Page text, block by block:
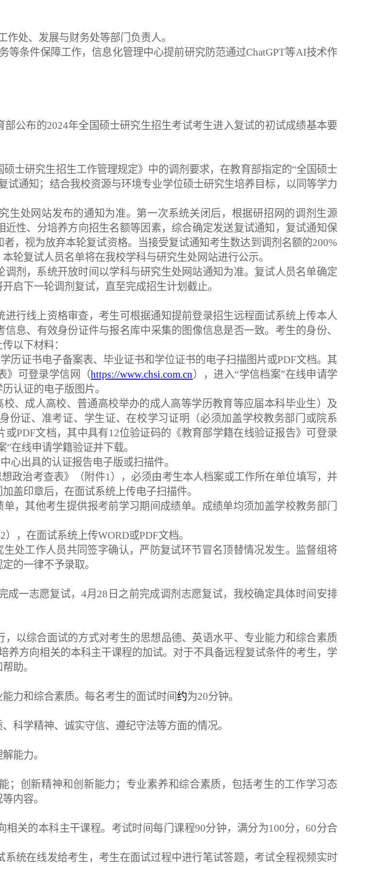
作处、发展与财务处等部门负责人。
等条件保障工作， 信息化管理中心提前研究防范通过ChatGPT等AI技术作
部公布的2024年全国硕士研究生招生考试考生进入复试的初试成绩基本要
硕士研究生招生工作管理规定》 中的调剂要求， 在教育部指定的“全国硕士
试通知；结合我校资源与环境专业学位硕士研究生培养目标，以同等学力
生处网站发布的通知为准。 第一次系统关闭后，根据研招网的调剂生源
近性、分培养方向招生名额等因素， 综合确定发送复试通知，复试通知保
者，视为放弃本轮复试资格。当接受复试通知考生数达到调剂 名额的200%
本轮复试人员名单将在我校学科与研究生处网站进行公示。
剂，系统开放时间以学科与研究生处网站通知为准。复试人员名单确定
启下一轮调剂复试，直至完成招生计划截止。
行线上资格审查，考生可根据通知提前登录招生远程面试系统上传本人
信息、有效身份证件与报名库中采集的图像信息是否一致。考生的身份、
以下材料：
历证书电子备案表、毕业证书和学位证书的电子扫描图片或PDF文档。其
》可登录学信网（https://www.chsi.com.cn ），进入“学信档案”在线申请学
认证的电子版图片。
、成人高校、普通高校举办的成人高等学历教育等应届本科毕业生）及
份证、准考证、学生证、在校学习证明（必须加盖学校教务部门或院系
或PDF文档，其中具有12位验证码的《教育部学籍在线验证报告》可登录
”在线申请学籍验证并下载。
心出具的认证报告电子版或扫描件。
政治考查表》（附件1），必须由考生本人档案或工作所在单位填写，并
盖印章后， 在面试系统 上传电子扫描件。
，其他考生提供报考前学习期间成绩单。成绩单均须加盖学校教务部门
2），在面试系统上传WORD或PDF文档。
处工作人员共同签字确认，严防复试环节冒名顶替情况发生。 监督组 将
的一律不予录取。
成一志愿复试，4月28日之前完成调剂志愿复试， 我校确定具体时间 安排
，以综合面试的方式对考生的思想品德、 英语水平、专业能力和综合素质
养方向相关的本科主干课程的加试。对于不具备远程复试条件的考生，学
助。
力和综合素质。每名考生的面试时间约为20分钟。
科学精神、诚实守信、遵纪守法等方面的情况。
解能力。
；创新精神和创新能力； 专业素养和综合素质，包括考生的工作学习态
等内容。
相关的本科主干课程。考试时间每门课程90分钟，满分为100分，60分合
统在线发给考生，考生在面试过程中进行笔试答题，考试全程视频实时